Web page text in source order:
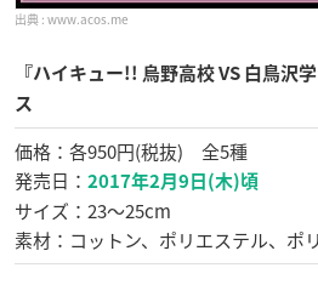
www.acos.me
『ハイキュー!! 烏野高校 VS 白鳥沢
ス
価格：各950円(税抜) 全5種
発売日： 2017年2月9日(木)頃
サイズ：23〜25cm
素材：コットン、ポリエステル、ポ